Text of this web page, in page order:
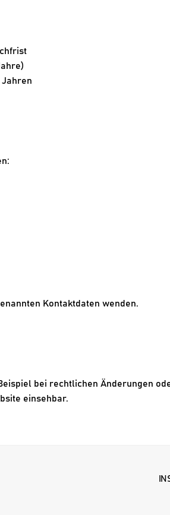
Jahren
Kontaktdaten wenden.
bei rechtlichen Änderungen
einsehbar.